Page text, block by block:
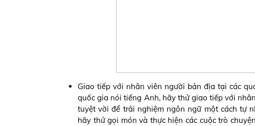
Giao tiếp với nhân viên người bản địa tại các
quốc gia nói tiếng Anh, hãy thử giao tiếp với
tuyệt vời để trải nghiệm ngôn ngữ một cách tự
hãy thử gọi món và thực hiện các cuộc trò